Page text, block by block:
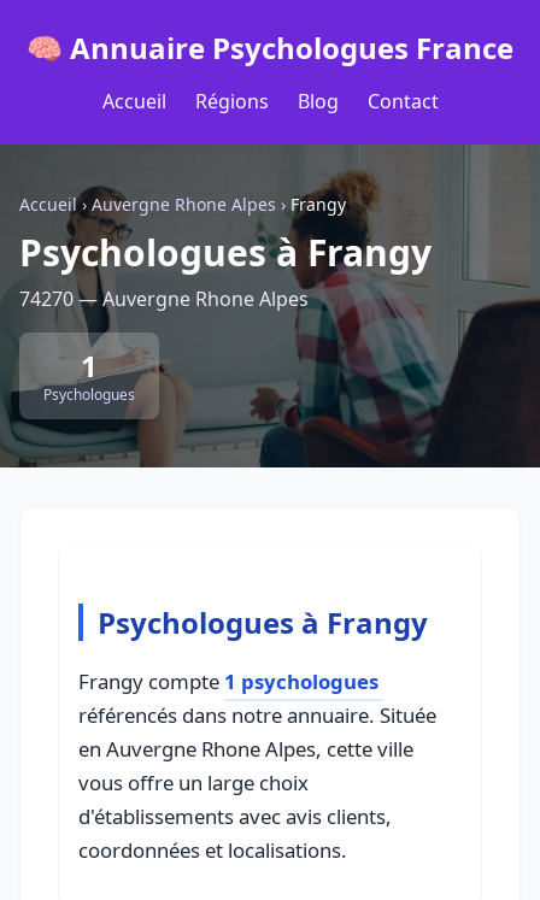
🧠 Annuaire Psychologues France
Accueil Régions Blog Contact
Accueil› Auvergne Rhone Alpes › Frangy
Psychologues à Frangy
74270 — Auvergne Rhone Alpes
1
Psychologues
Psychologues à Frangy
Frangy compte 1 psychologues
référencés dans notre annuaire. Située
en Auvergne Rhone Alpes, cette ville
vous offre un large choix
d'établissements avec avis clients,
coordonnées et localisations.